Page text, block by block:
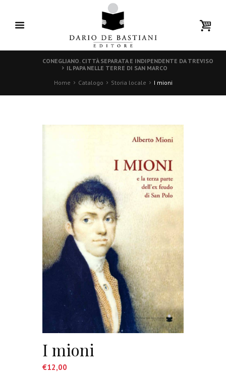
CONEGLIANO. CITTÀ SEPARATA E INDIPENDENTE DA TREVISO
IL PAPA NELLE TERRE DI SAN MARCO
Home
Catalogo Storia locale I mioni
I mioni
€12,00